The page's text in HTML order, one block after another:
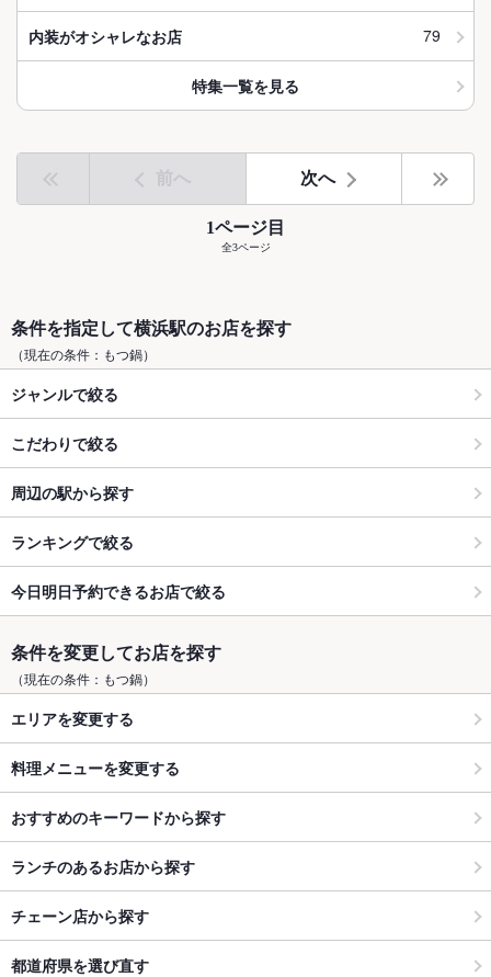
内装がオシャレなお店 79
特集一覧を見る
前へ 次へ
1ページ目
全3ページ
条件を指定して横浜駅のお店を探す
（現在の条件：もつ鍋）
ジャンルで絞る
こだわりで絞る
周辺の駅から探す
ランキングで絞る
今日明日予約できるお店で絞る
条件を変更してお店を探す
（現在の条件：もつ鍋）
エリアを変更する
料理メニューを変更する
おすすめのキーワードから探す
ランチのあるお店から探す
チェーン店から探す
都道府県を選び直す